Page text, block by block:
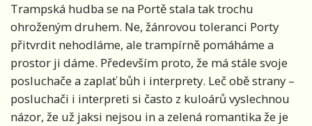
Trampská hudba se na Portě stala tak trochu
ohroženým druhem. Ne, žánrovou toleranci Porty
přitvrdit nehodláme, ale trampírně pomáháme a
prostor ji dáme. Především proto, že má stále svoje
posluchače a zaplať bůh i interprety. Leč obě strany –
posluchači i interpreti si často z kuloárů vyslechnou
názor, že už jaksi nejsou in a zelená romantika že je